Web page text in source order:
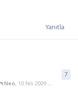
Yanıtla
Neo, 10 Nis 2009yanıtladı
7